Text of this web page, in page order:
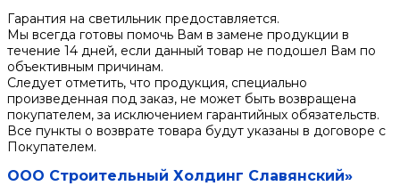
Гарантия на светильник предоставляется.
Мы всегда готовы помочь Вам в замене продукции в
течение 14 дней, если данный товар не подошел Вам по
объективным причинам.
Следует отметить, что продукция, специально
произведенная под заказ, не может быть возвращена
покупателем, за исключением гарантийных обязательств.
Все пункты о возврате товара будут указаны в договоре с
Покупателем.
ООО Строительный Холдинг Славянский»